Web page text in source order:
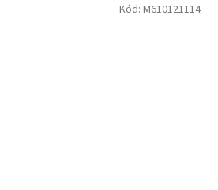
Kód: M610121114